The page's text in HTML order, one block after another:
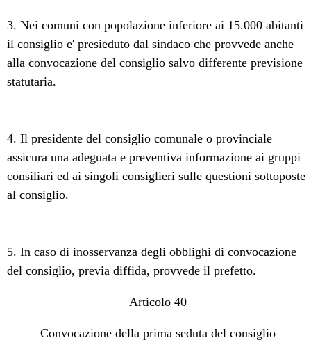
3. Nei comuni con popolazione inferiore ai 15.000 abitanti
il consiglio e' presieduto dal sindaco che provvede anche
alla convocazione del consiglio salvo differente previsione
statutaria.
4. Il presidente del consiglio comunale o provinciale
assicura una adeguata e preventiva informazione ai gruppi
consiliari ed ai singoli consiglieri sulle questioni sottoposte
al consiglio.
5. In caso di inosservanza degli obblighi di convocazione
del consiglio, previa diffida, provvede il prefetto.
Articolo 40
Convocazione della prima seduta del consiglio